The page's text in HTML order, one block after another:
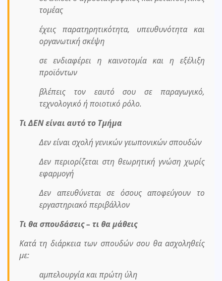
τομέας
έχεις παρατηρητικότητα, υπευθυνότητα και
οργανωτική σκέψη
σε ενδιαφέρει η καινοτομία και η εξέλιξη
προϊόντων
βλέπεις τον εαυτό σου σε παραγωγικό,
τεχνολογικό ή ποιοτικό ρόλο.
Τι ΔΕΝ είναι αυτό το Τμήμα
Δεν είναι σχολή γενικών γεωπονικών σπουδών
Δεν περιορίζεται στη θεωρητική γνώση χωρίς
εφαρμογή
Δεν απευθύνεται σε όσους αποφεύγουν το
εργαστηριακό περιβάλλον
Τι θα σπουδάσεις – τι θα μάθεις
Κατά τη διάρκεια των σπουδών σου θα ασχοληθείς
με:
αμπελουργία και πρώτη ύλη